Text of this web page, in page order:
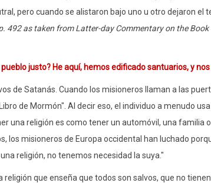
pero cuando se alistaron bajo uno u otro dejaron el
492 as taken from Latter-day Commentary on the
justo? He aquí, hemos edificado santuarios, y
de Satanás. Cuando los misioneros llaman a las
de Mormón". Al decir eso, el individuo a menudo
una religión es como tener un automóvil, una familia
los misioneros de Europa occidental han luchado
religión, no tenemos necesidad la suya."
que enseña que todos son salvos, que no